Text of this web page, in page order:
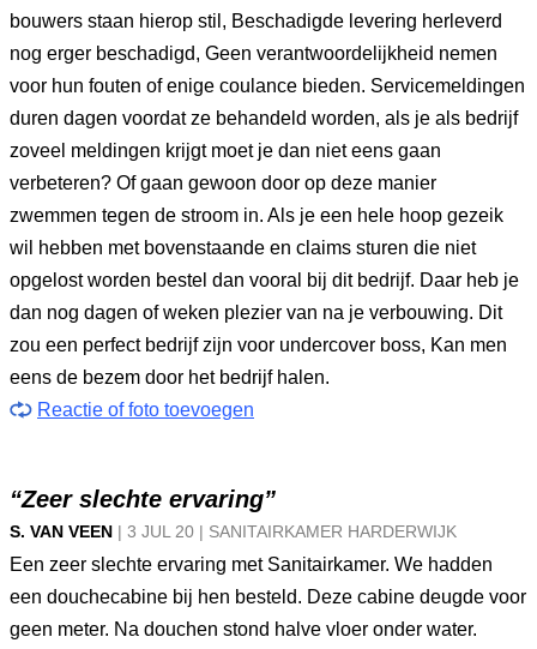
bouwers staan hierop stil, Beschadigde levering herleverd
nog erger beschadigd, Geen verantwoordelijkheid nemen
voor hun fouten of enige coulance bieden. Servicemeldingen
duren dagen voordat ze behandeld worden, als je als bedrijf
zoveel meldingen krijgt moet je dan niet eens gaan
verbeteren? Of gaan gewoon door op deze manier
zwemmen tegen de stroom in. Als je een hele hoop gezeik
wil hebben met bovenstaande en claims sturen die niet
opgelost worden bestel dan vooral bij dit bedrijf. Daar heb je
dan nog dagen of weken plezier van na je verbouwing. Dit
zou een perfect bedrijf zijn voor undercover boss, Kan men
eens de bezem door het bedrijf halen.
Reactie of foto toevoegen
“Zeer slechte ervaring”
S. VAN VEEN | 3 JUL 20 | SANITAIRKAMER HARDERWIJK
Een zeer slechte ervaring met Sanitairkamer. We hadden
een douchecabine bij hen besteld. Deze cabine deugde voor
geen meter. Na douchen stond halve vloer onder water.